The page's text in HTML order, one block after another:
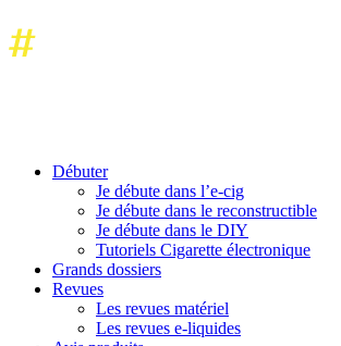
Débuter
Je débute dans l’e-cig
Je débute dans le reconstructible
Je débute dans le DIY
Tutoriels Cigarette électronique
Grands dossiers
Revues
Les revues matériel
Les revues e-liquides